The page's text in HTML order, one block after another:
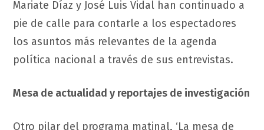
Mariate Díaz y José Luis Vidal han continuado a
pie de calle para contarle a los espectadores
los asuntos más relevantes de la agenda
política nacional a través de sus entrevistas.
Mesa de actualidad y reportajes de investigación
Otro pilar del programa matinal, ‘La mesa de